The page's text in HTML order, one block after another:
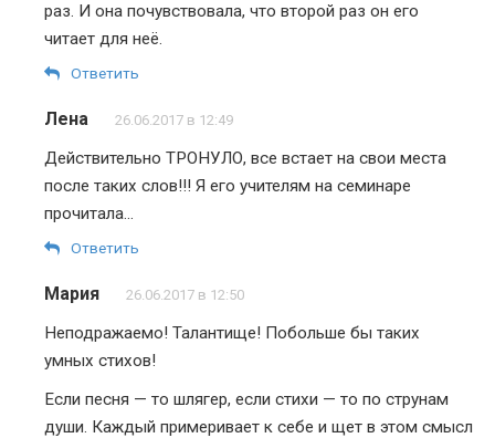
раз. И она почувствовала, что второй раз он его
читает для неё.
Ответить
Лена 26.06.2017 в 12:49
Действительно ТРОНУЛО, все встает на свои места
после таких слов!!! Я его учителям на семинаре
прочитала…
Ответить
Мария 26.06.2017 в 12:50
Неподражаемо! Талантище! Побольше бы таких
умных стихов!
Если песня — то шлягер, если стихи — то по струнам
души. Каждый примеривает к себе и щет в этом смысл